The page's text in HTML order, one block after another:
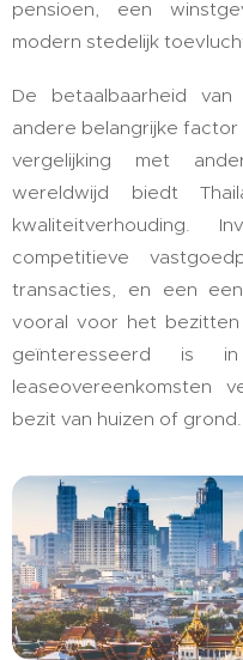
pensioen, een
modern stedelijk
De betaalbaarheid
andere belangrijke
vergelijking met
wereldwijd biedt
kwaliteitverhouding.
competitieve
transacties, en een
vooral voor het
geïnteresseerd is in
leaseovereenkomsten
bezit van huizen of grond.